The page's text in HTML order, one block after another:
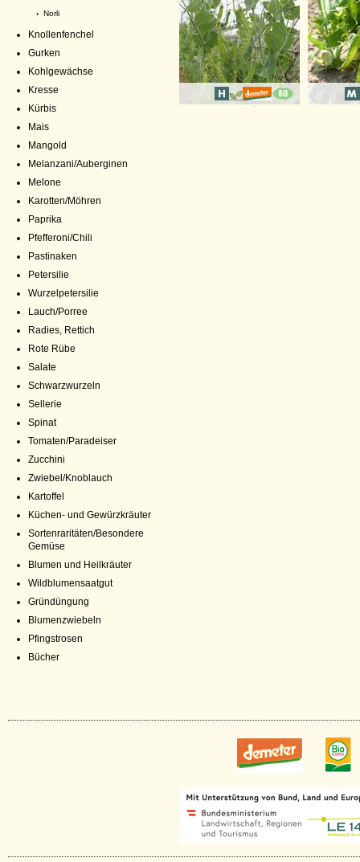
› Norli
Knollenfenchel
Gurken
Kohlgewächse
Kresse
Kürbis
Mais
Mangold
Melanzani/Auberginen
Melone
Karotten/Möhren
Paprika
Pfefferoni/Chili
Pastinaken
Petersilie
Wurzelpetersilie
Lauch/Porree
Radies, Rettich
Rote Rübe
Salate
Schwarzwurzeln
Sellerie
Spinat
Tomaten/Paradeiser
Zucchini
Zwiebel/Knoblauch
Kartoffel
Küchen- und Gewürzkräuter
Sortenraritäten/Besondere
Gemüse
Blumen und Heilkräuter
Wildblumensaatgut
Gründüngung
Blumenzwiebeln
Pfingstrosen
Bücher